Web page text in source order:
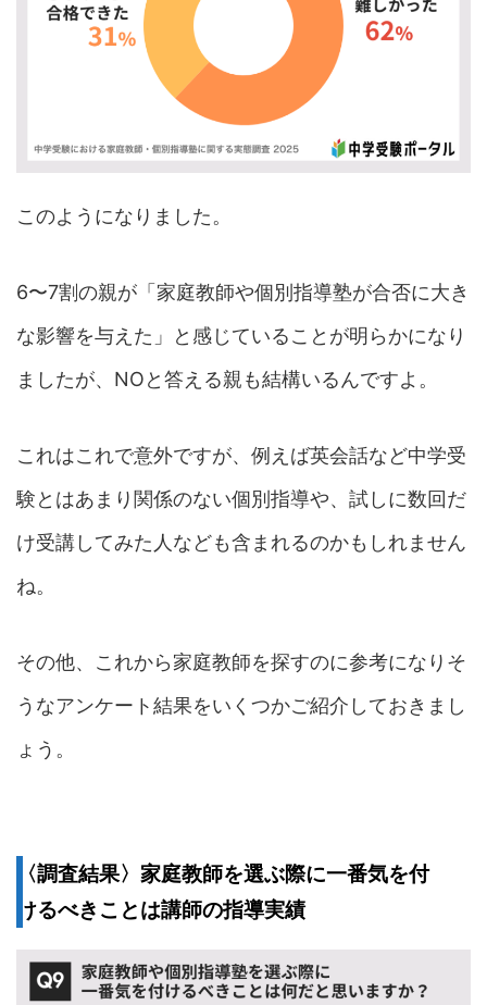
このようになりました。
6〜7割の親が「家庭教師や個別指導塾が合否に大き
な影響を与えた」と感じていることが明らかになり
ましたが、NOと答える親も結構いるんですよ。
これはこれで意外ですが、例えば英会話など中学受
験とはあまり関係のない個別指導や、試しに数回だ
け受講してみた人なども含まれるのかもしれません
ね。
その他、これから家庭教師を探すのに参考になりそ
うなアンケート結果をいくつかご紹介しておきまし
ょう。
〈調査結果〉家庭教師を選ぶ際に一番気を付
けるべきことは講師の指導実績